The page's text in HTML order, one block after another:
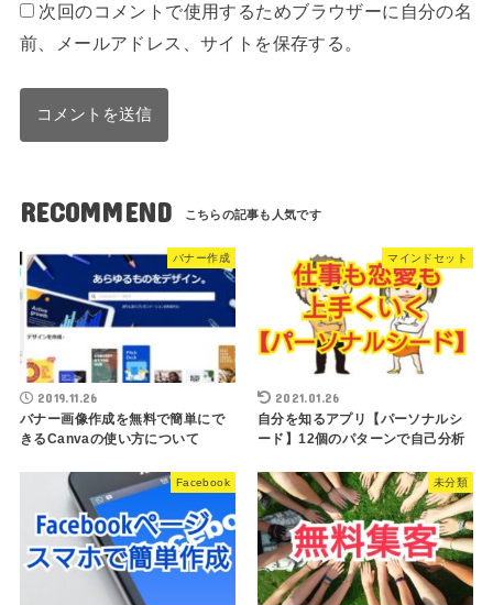
次回のコメントで使用するためブラウザーに自分の名
前、メールアドレス、サイトを保存する。
RECOMMEND
バナー作成
2019.11.26
バナー画像作成を無料で簡単にで
きるCanvaの使い方について
マインドセット
2021.01.26
自分を知るアプリ【パーソナルシ
ード】12個のパターンで自己分析
Facebook 未分類